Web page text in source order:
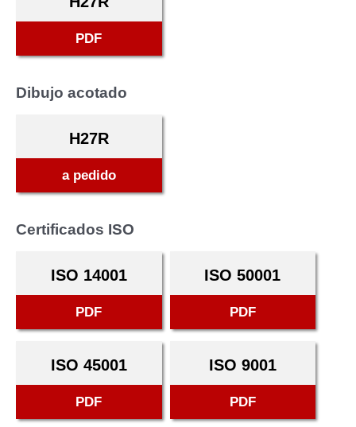
PDF
Dibujo acotado
H27R
a pedido
Certificados ISO
ISO 14001
PDF
ISO 50001
PDF
ISO 45001
PDF
ISO 9001
PDF